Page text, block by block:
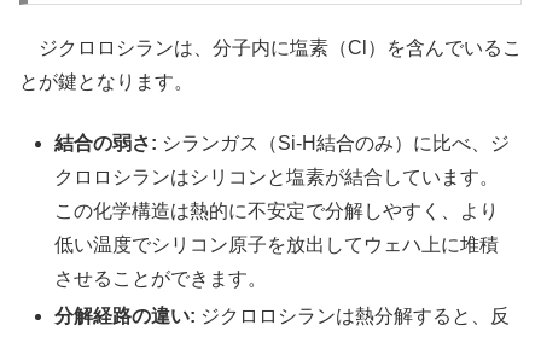
ジクロロシランは、分子内に塩素（Cl）を含んでいるこ
とが鍵となります。
結合の弱さ: シランガス（Si-H結合のみ）に比べ、ジ
クロロシランはシリコンと塩素が結合しています。
この化学構造は熱的に不安定で分解しやすく、より
低い温度でシリコン原子を放出してウェハ上に堆積
させることができます。
分解経路の違い: ジクロロシランは熱分解すると、反